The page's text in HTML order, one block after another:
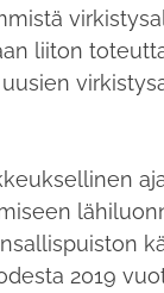
liiton
2019